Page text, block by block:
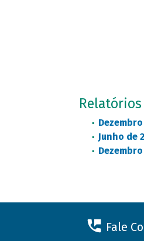
Relatórios
Junho de
Fale